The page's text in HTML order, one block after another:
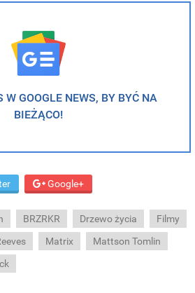
W GOOGLE NEWS, BY BYĆ NA
BIEŻĄCO!
Google+
BRZRKR Drzewo życia
Filmy
Matrix
Mattson Tomlin